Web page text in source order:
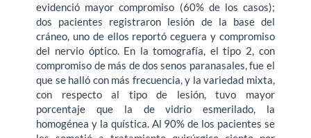
evidenció mayor compromiso (60% de los casos);
dos pacientes registraron lesión de la base del
cráneo, uno de ellos reportó ceguera y compromiso
del nervio óptico. En la tomografía, el tipo 2, con
compromiso de más de dos senos paranasales, fue el
que se halló con más frecuencia, y la variedad mixta,
con respecto al tipo de lesión, tuvo mayor
porcentaje que la de vidrio esmerilado, la
homogénea y la quística. Al 90% de los pacientes se